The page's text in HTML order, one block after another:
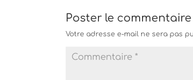
Poster le commentaire
Votre adresse e-mail ne sera pas